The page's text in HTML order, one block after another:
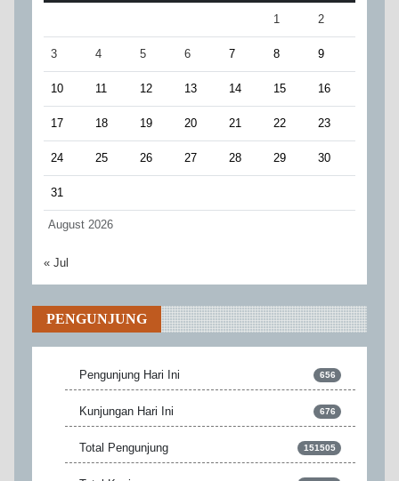
August 2026
1 2
3 4 5 6 7 8 9
10 11 12 13 14 15 16
17 18 19 20 21 22 23
24 25 26 27 28 29 30
31
« Jul
PENGUNJUNG
Pengunjung Hari Ini 656
Kunjungan Hari Ini 676
Total Pengunjung 151505